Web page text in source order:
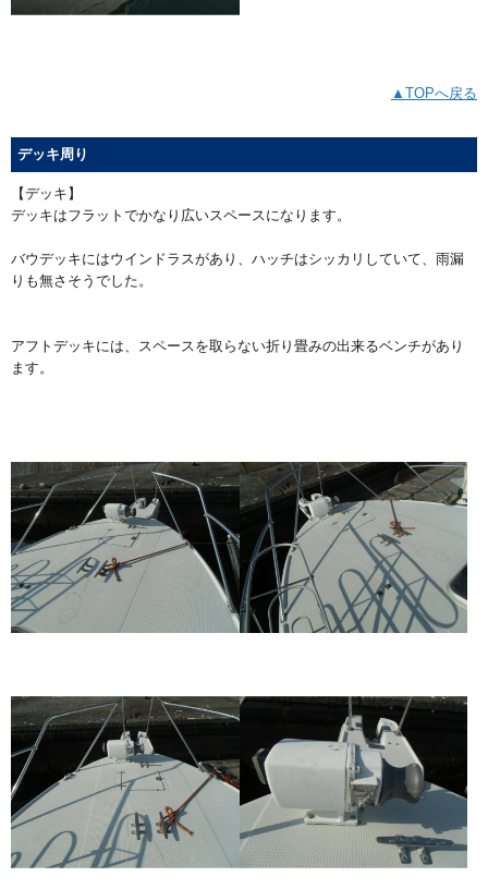
▲TOPへ戻る
デッキ周り
【デッキ】
デッキはフラットでかなり広いスペースになります。
バウデッキにはウインドラスがあり、ハッチはシッカリしていて、雨漏
りも無さそうでした。
アフトデッキには、スペースを取らない折り畳みの出来るベンチがあり
ます。